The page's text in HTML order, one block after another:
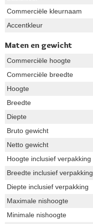
Commerciële kleurnaam
Accentkleur
Maten en gewicht
Commerciële hoogte
Commerciële breedte
Hoogte
Breedte
Diepte
Bruto gewicht
Netto gewicht
Hoogte inclusief verpakking
Breedte inclusief verpakking
Diepte inclusief verpakking
Maximale nishoogte
Minimale nishoogte